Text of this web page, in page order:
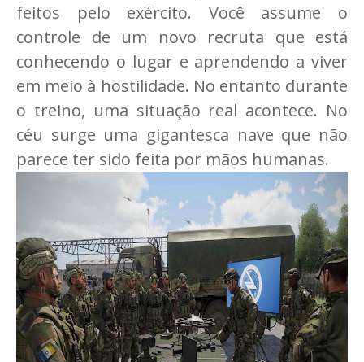
feitos pelo exército. Você assume o
controle de um novo recruta que está
conhecendo o lugar e aprendendo a viver
em meio à hostilidade. No entanto durante
o treino, uma situação real acontece. No
céu surge uma gigantesca nave que não
parece ter sido feita por mãos humanas.